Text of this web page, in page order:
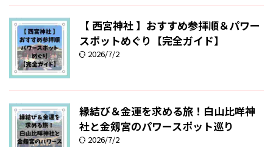
【 西宮神社 】おすすめ参拝順＆パワー
スポットめぐり【完全ガイド】
2026/7/2
縁結び＆金運を求める旅！白山比咩神
社と金剱宮のパワースポット巡り
2026/7/2